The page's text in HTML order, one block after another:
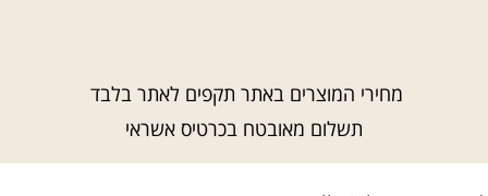
מחירי המוצרים באתר תקפים לאתר בלבד
תשלום מאובטח בכרטיס אשראי